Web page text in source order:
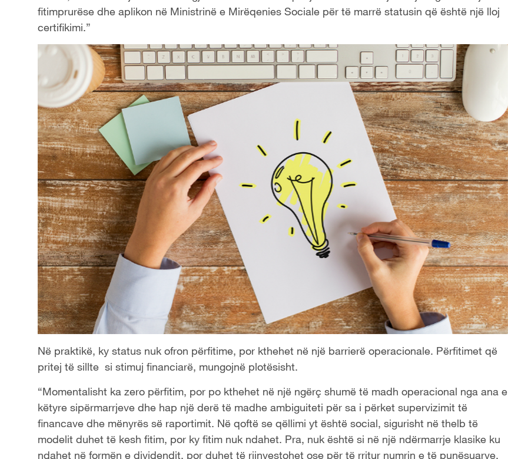
fitimprurëse dhe aplikon në Ministrinë e Mirëqenies Sociale për të marrë statusin që është një lloj
certifikimi.”
Në praktikë, ky status nuk ofron përfitime, por kthehet në një barrierë operacionale. Përfitimet që
pritej të sillte si stimuj financiarë, mungojnë plotësisht.
“Momentalisht ka zero përfitim, por po kthehet në një ngërç shumë të madh operacional nga ana e
këtyre sipërmarrjeve dhe hap një derë të madhe ambiguiteti për sa i përket supervizimit të
financave dhe mënyrës së raportimit. Në qoftë se qëllimi yt është social, sigurisht në thelb të
modelit duhet të kesh fitim, por ky fitim nuk ndahet. Pra, nuk është si në një ndërmarrje klasike ku
ndahet në formën e dividendit, por duhet të riinvestohet ose për të rritur numrin e të punësuarve,